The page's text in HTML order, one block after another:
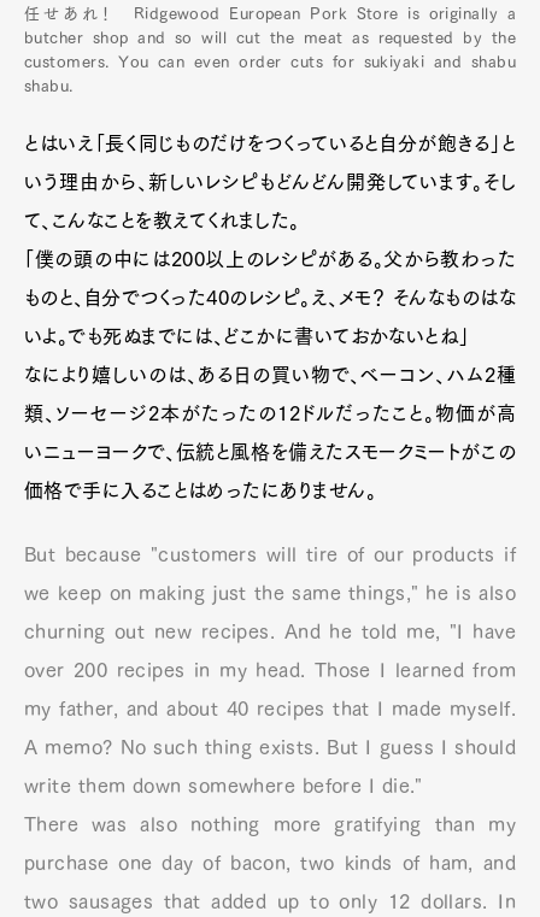
任せあれ！ Ridgewood European Pork Store is originally a
butcher shop and so will cut the meat as requested by the
customers. You can even order cuts for sukiyaki and shabu
shabu.
とはいえ「長く同じものだけをつくっていると自分が飽きる」と
いう理由から、新しいレシピもどんどん開発しています。そし
て、こんなことを教えてくれました。
「僕の頭の中には200以上のレシピがある。父から教わった
ものと、自分でつくった40のレシピ。え、メモ？ そんなものはな
いよ。でも死ぬまでには、どこかに書いておかないとね」
なにより嬉しいのは、ある日の買い物で、ベーコン、ハム2種
類、ソーセージ2本がたったの12ドルだったこと。物価が高
いニューヨークで、伝統と風格を備えたスモークミートがこの
価格で手に入ることはめったにありません。
But because "customers will tire of our products if
we keep on making just the same things," he is also
churning out new recipes. And he told me, "I have
over 200 recipes in my head. Those I learned from
my father, and about 40 recipes that I made myself.
A memo? No such thing exists. But I guess I should
write them down somewhere before I die."
There was also nothing more gratifying than my
purchase one day of bacon, two kinds of ham, and
two sausages that added up to only 12 dollars. In